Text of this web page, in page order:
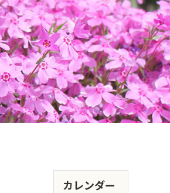
カレンダー